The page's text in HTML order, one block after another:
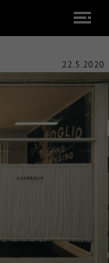
22.5.2020